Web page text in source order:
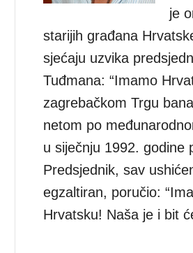
je
starijih građana
sjećaju uzvika
Tuđmana: “Imamo
zagrebačkom Trgu
netom po
u siječnju 1992. godine
Predsjednik, sav
egzaltiran, poručio:
Hrvatsku! Naša je i bit